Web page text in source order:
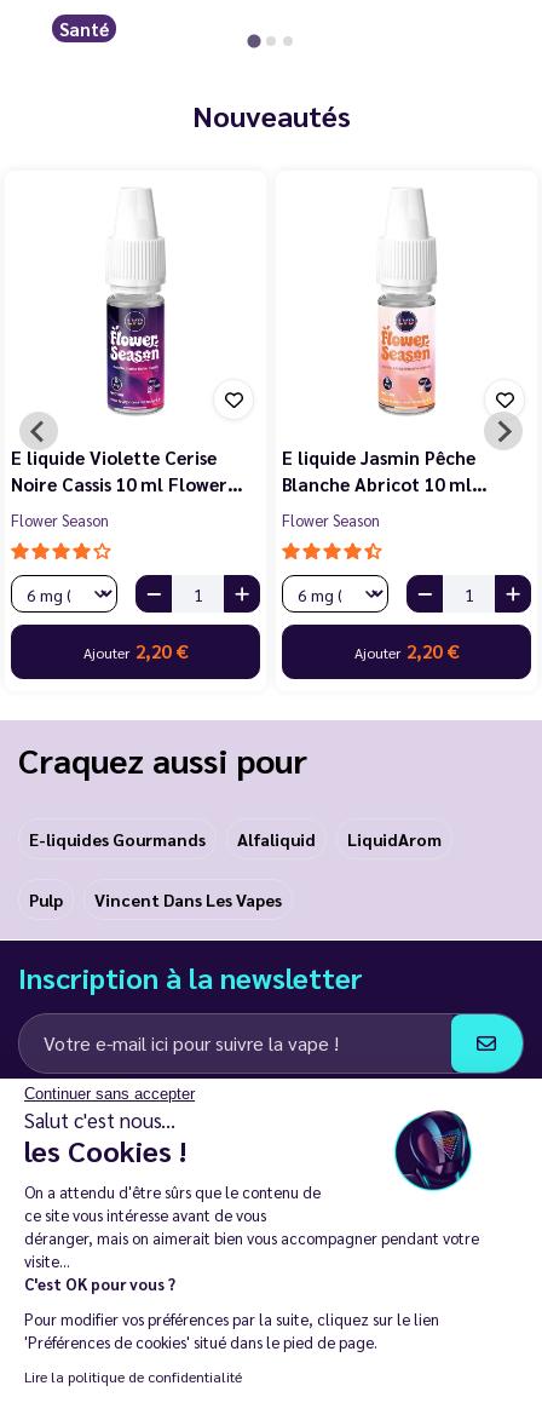
Continuer sans accepter
Salut c'est nous...
les Cookies !
On a attendu d'être sûrs que le contenu de
ce site vous intéresse avant de vous
déranger, mais on aimerait bien vous accompagner pendant votre
visite...
C'est OK pour vous ?
Pour modifier vos préférences par la suite, cliquez sur le lien
'Préférences de cookies' situé dans le pied de page.
Lire la politique de confidentialité
Santé
Nouveautés
E liquide Violette Cerise
Noire Cassis 10 ml Flower…
Flower Season
Ajouter 2,20 €
E liquide Jasmin Pêche
Blanche Abricot 10 ml…
Flower Season
Ajouter 2,20 €
Craquez aussi pour
E-liquides Gourmands Alfaliquid LiquidArom
Pulp Vincent Dans Les Vapes
Inscription à la newsletter
J’accepte de recevoir des communications e-mail et SMS de la part de
LD Groupe
Restez en contact
La vente de cigarette électronique est interdite chez les moins de
18 ans. 🔞
Copyright © 2014 - 2026 Le Vapoteur Discount - Tous droits